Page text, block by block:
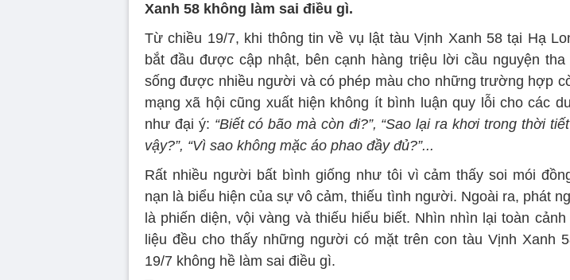
Xanh 58 không làm sai điều gì.
Từ chiều 19/7, khi thông tin về vụ lật tàu Vịnh Xanh 58 tại Hạ
bắt đầu được cập nhật, bên cạnh hàng triệu lời cầu nguyện
sống được nhiều người và có phép màu cho những trường hợp
mạng xã hội cũng xuất hiện không ít bình luận quy lỗi cho các
như đại ý: “Biết có bão mà còn đi?”, “Sao lại ra khơi trong thời
vậy?”, “Vì sao không mặc áo phao đầy đủ?”...
Rất nhiều người bất bình giống như tôi vì cảm thấy soi mói
nạn là biểu hiện của sự vô cảm, thiếu tình người. Ngoài ra, phát
là phiến diện, vội vàng và thiếu hiểu biết. Nhìn nhìn lại toàn
liệu đều cho thấy những người có mặt trên con tàu Vịnh Xanh
19/7 không hề làm sai điều gì.